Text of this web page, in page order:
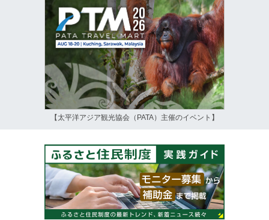
【太平洋アジア観光協会（PATA）主催のイベント】